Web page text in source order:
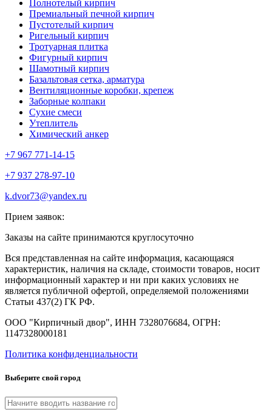
Полнотелый кирпич
Премиальный печной кирпич
Пустотелый кирпич
Ригельный кирпич
Тротуарная плитка
Фигурный кирпич
Шамотный кирпич
Базальтовая сетка, арматура
Вентиляционные коробки, крепеж
Заборные колпаки
Сухие смеси
Утеплитель
Химический анкер
+7 967 771-14-15
+7 937 278-97-10
k.dvor73@yandex.ru
Прием заявок:
Заказы на сайте принимаются круглосуточно
Вся представленная на сайте информация, касающаяся
характеристик, наличия на складе, стоимости товаров, носит
информационный характер и ни при каких условиях не
является публичной офертой, определяемой положениями
Статьи 437(2) ГК РФ.
ООО "Кирпичный двор", ИНН 7328076684, ОГРН:
1147328000181
Политика конфиденциальности
Выберите свой город